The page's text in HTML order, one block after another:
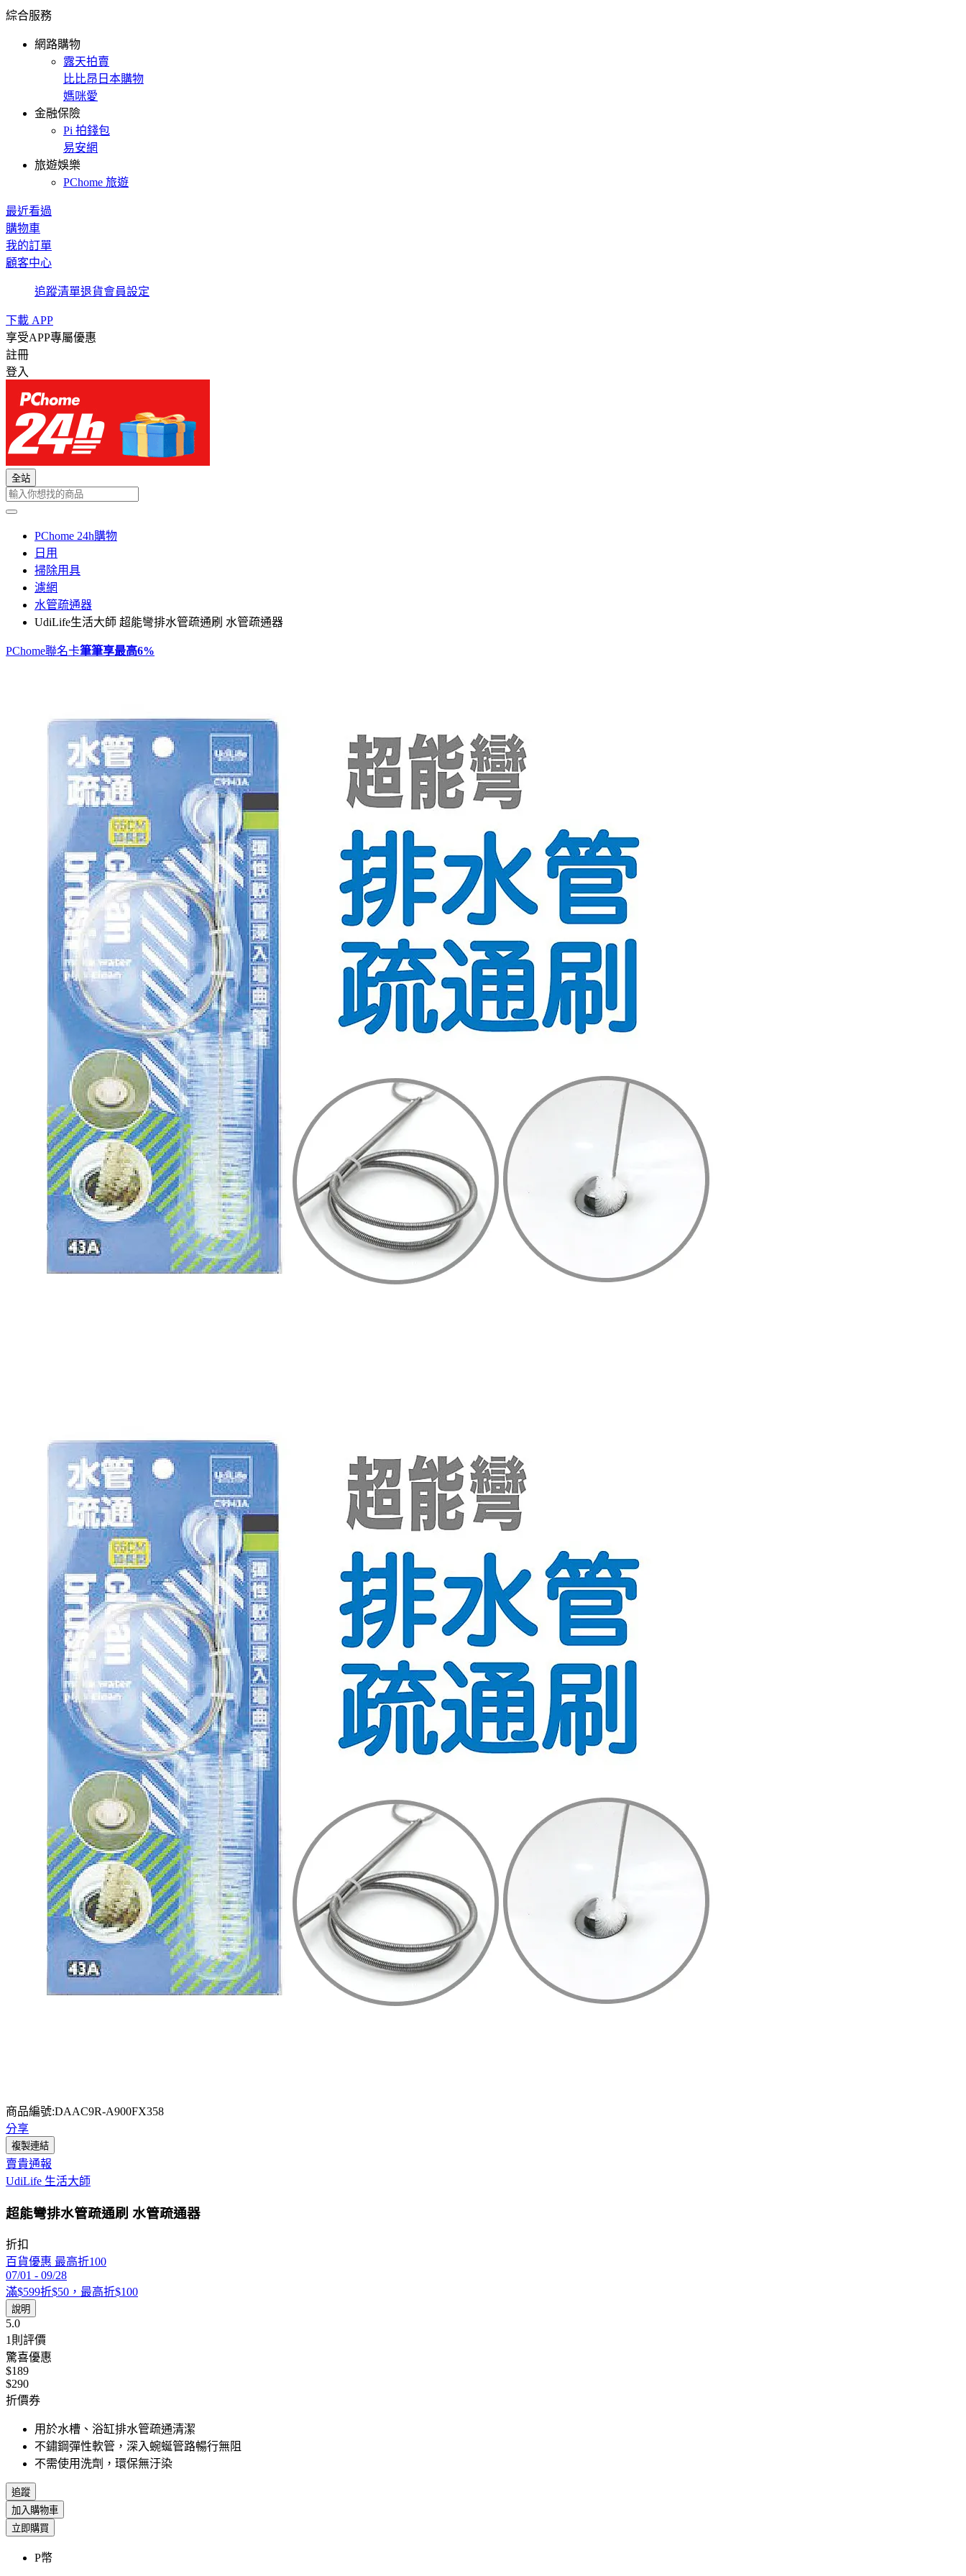
綜合服務
網路購物
露天拍賣
比比昂日本購物
媽咪愛
金融保險
Pi 拍錢包
易安網
旅遊娛樂
PChome 旅遊
最近看過
購物車
我的訂單
顧客中心
追蹤清單退貨會員設定
下載 APP
享受APP專屬優惠
註冊
登入
全站
PChome 24h購物
日用
掃除用具
濾網
水管疏通器
UdiLife生活大師 超能彎排水管疏通刷 水管疏通器
PChome聯名卡筆筆享最高6%
商品編號:DAAC9R-A900FX358
分享
複製連結
賣貴通報
UdiLife 生活大師
超能彎排水管疏通刷 水管疏通器
折扣
百貨優惠 最高折100
07/01 - 09/28
滿$599折$50，最高折$100
說明
5.0
1則評價
驚喜優惠
$189
$290
折價券
用於水槽、浴缸排水管疏通清潔
不鏽鋼彈性軟管，深入蜿蜒管路暢行無阻
不需使用洗劑，環保無汙染
追蹤
加入購物車
立即購買
P幣